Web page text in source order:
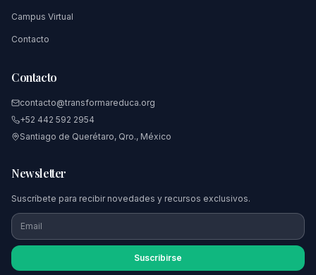
Campus Virtual
Contacto
Contacto
contacto@transformareduca.org
+52 442 592 2954
Santiago de Querétaro, Qro., México
Newsletter
Suscríbete para recibir novedades y recursos exclusivos.
Suscribirse